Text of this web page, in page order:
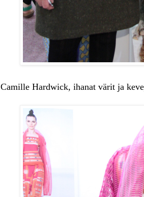
Camille Hardwick, ihanat värit ja